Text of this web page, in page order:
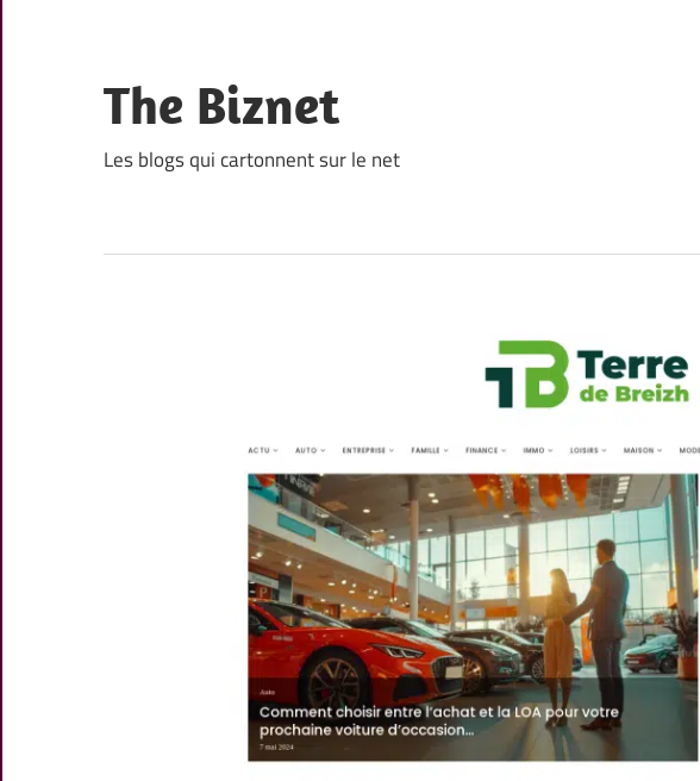
content
The Biznet
Les blogs qui cartonnent sur le net